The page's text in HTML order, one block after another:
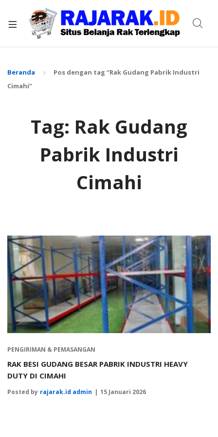
Beranda
Pos dengan tag “Rak Gudang Pabrik Industri
Cimahi”
Tag: Rak Gudang
Pabrik Industri
Cimahi
PENGIRIMAN & PEMASANGAN
RAK BESI GUDANG BESAR PABRIK INDUSTRI HEAVY
DUTY DI CIMAHI
Posted by rajarak.id admin 15 Januari 2026